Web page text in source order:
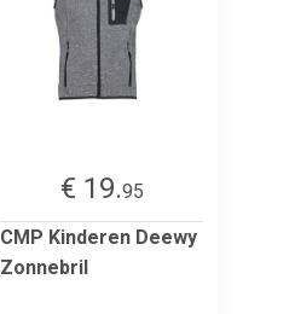
€ 19.95
CMP Kinderen Deewy
Zonnebril